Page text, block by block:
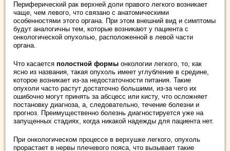
Периферический рак верхней доли правого легкого возникает
чаще, чем левого, что связано с анатомическими
особенностями этого органа. При этом внешний вид и симптомы
будут аналогичны тем, которые возникают у пациента с
онкологической опухолью, расположенной в левой части
органа.
Что касается полостной формы онкологии легкого, то, как
ясно из названия, такая опухоль имеет углубление в средине,
которое возникает из-за недостаточности питания. Такие
опухоли часто растут достаточно большими, из-за чего их
ошибочно могут принять за абсцесс или кисту, что осложняет
постановку диагноза, а, следовательно, течение болезни и
прогноз. Преимущественно болезнь диагностируется уже на
запущенных стадиях, когда никакой надежды для пациента нет.
При онкологическом процессе в верхушке легкого, опухоль
прорастает в нервы плечевого пояса, что вызывает такие